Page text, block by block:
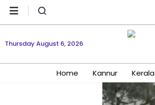
Thursday August 6, 2026
Home Kannur Kerala